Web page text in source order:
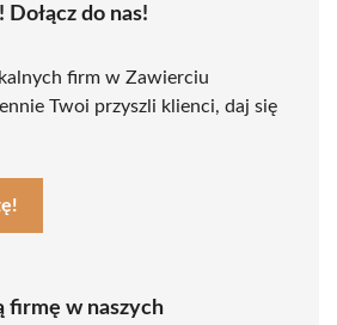
do nas!
firm w Zawierciu
Twoi przyszli klienci, daj się
firmę w naszych